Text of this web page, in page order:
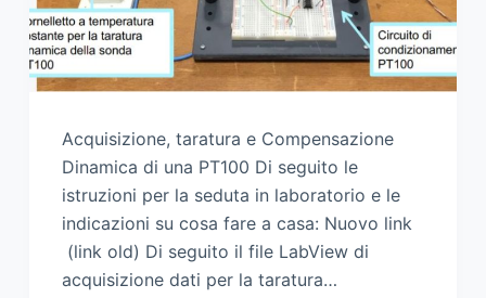
Acquisizione, taratura e Compensazione
Dinamica di una PT100 Di seguito le
istruzioni per la seduta in laboratorio e le
indicazioni su cosa fare a casa: Nuovo link
(link old) Di seguito il file LabView di
acquisizione dati per la taratura…